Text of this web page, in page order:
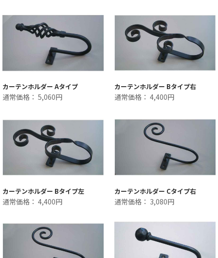
カーテンホルダー Aタイプ
通常価格： 5,060円
カーテンホルダー Bタイプ右
通常価格： 4,400円
カーテンホルダー Bタイプ左
通常価格： 4,400円
カーテンホルダー Cタイプ右
通常価格： 3,080円